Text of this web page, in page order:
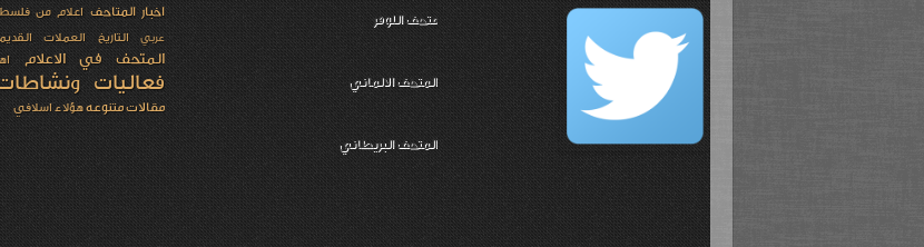
متحف اللوفر
المتحف الالماني
المتحف البريطاني
اخبار المتاحف اعلام من
عربي
التاريخ العملات
المتحف في الاعلام
فعاليات
مقالات متنوعههؤلاء اسلافي